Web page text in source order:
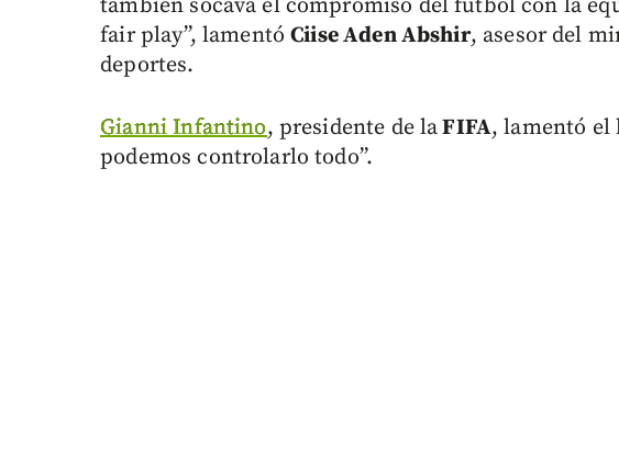
también socava el compromiso del fútbol con la
fair play”, lamentóCiise Aden Abshir, asesor del
deportes.
Gianni Infantino, presidente de laFIFA, lamentó el
podemos controlarlo todo”.